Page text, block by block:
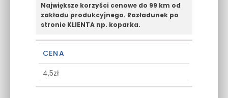
Największe korzyści cenowe do 99 km od
zakładu produkcyjnego. Rozładunek po
stronie KLIENTA np. koparka.
CENA
4,5zł